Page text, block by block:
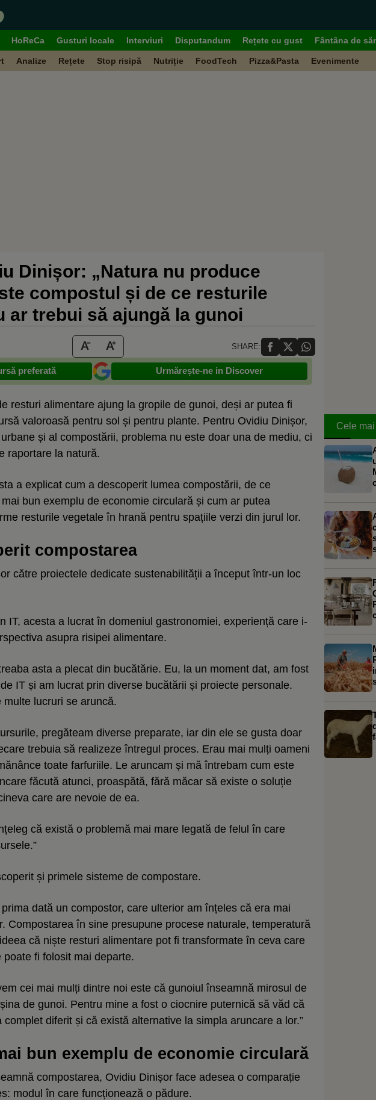
HoReCa Gusturi locale Interviuri Disputandum Rețete cu gust Fântâna de
Analize Rețete Stop risipă Nutriție FoodTech Pizza&Pasta Evenimente
Dinișor: „Natura nu produce
compostul și de ce resturile
ar trebui să ajungă la gunoi
SHARE:
preferată Urmărește-ne in Discover
resturi alimentare ajung la gropile de gunoi, deși ar putea fi
valoroasă pentru sol și pentru plante. Pentru Ovidiu Dinișor,
și al compostării, problema nu este doar una de mediu, ci
raportare la natură.
a explicat cum a descoperit lumea compostării, de ce
bun exemplu de economie circulară și cum ar putea
resturile vegetale în hrană pentru spațiile verzi din jurul lor.
compostarea
către proiectele dedicate sustenabilității a început într-un loc
IT, acesta a lucrat în domeniul gastronomiei, experiență care i-
asupra risipei alimentare.
asta a plecat din bucătărie. Eu, la un moment dat, am fost
IT și am lucrat prin diverse bucătării și proiecte personale.
lucruri se aruncă.
pregăteam diverse preparate, iar din ele se gusta doar
trebuia să realizeze întregul proces. Erau mai mulți oameni
toate farfuriile. Le aruncam și mă întrebam cum este
făcută atunci, proaspătă, fără măcar să existe o soluție
care are nevoie de ea.
că există o problemă mai mare legată de felul în care
și primele sisteme de compostare.
dată un compostor, care ulterior am înțeles că era mai
Compostarea în sine presupune procese naturale, temperatură
că niște resturi alimentare pot fi transformate în ceva care
fi folosit mai departe.
cei mai mulți dintre noi este că gunoiul înseamnă mirosul de
de gunoi. Pentru mine a fost o ciocnire puternică să văd că
diferit și că există alternative la simpla aruncare a lor.”
bun exemplu de economie circulară
compostarea, Ovidiu Dinișor face adesea o comparație
modul în care funcționează o pădure.
Cele